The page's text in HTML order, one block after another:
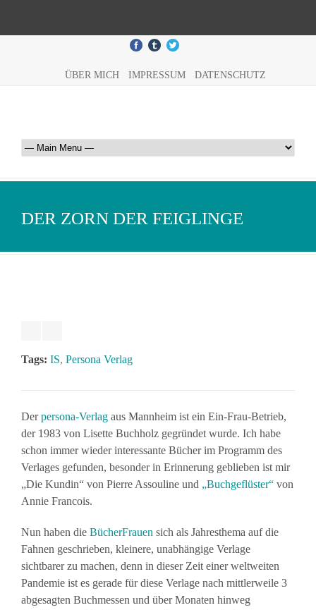
ÜBER MICH IMPRESSUM DATENSCHUTZ
DER ZORN DER FEIGLINGE
Tags: IS, Persona Verlag
Derpersona-Verlag aus Mannheim ist ein Ein-Frau-Betrieb,
der 1983 von Lisette Buchholz gegründet wurde. Ich habe
schon immer wieder interessante Bücher im Programm des
Verlages gefunden, besonder in Erinnerung geblieben ist mir
„Die Kundin“ von Pierre Assouline und „Buchgeflüster“ von
Annie Francois.
Nun haben die BücherFrauen sich als Jahresthema auf die
Fahnen geschrieben, kleinere, unabhängige Verlage
sichtbarer zu machen, denn in dieser Zeit einer weltweiten
Pandemie ist es gerade für diese Verlage nach mittlerweile 3
abgesagten Buchmessen und über Monaten hinweg